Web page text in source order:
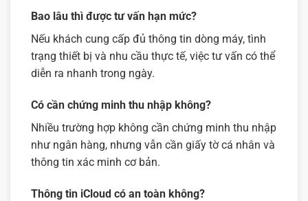
Bao lâu thì được tư vấn hạn mức?
Nếu khách cung cấp đủ thông tin dòng máy, tình
trạng thiết bị và nhu cầu thực tế, việc tư vấn có thể
diễn ra nhanh trong ngày.
Có cần chứng minh thu nhập không?
Nhiều trường hợp không cần chứng minh thu nhập
như ngân hàng, nhưng vẫn cần giấy tờ cá nhân và
thông tin xác minh cơ bản.
Thông tin iCloud có an toàn không?